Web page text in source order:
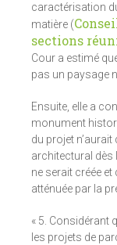
caractérisation
matière (
sections
Cour a estimé
pas un paysage
Ensuite, elle a
monument
du projet
architectural dès
ne serait créée
atténuée par la
« 5. Considérant
les projets de